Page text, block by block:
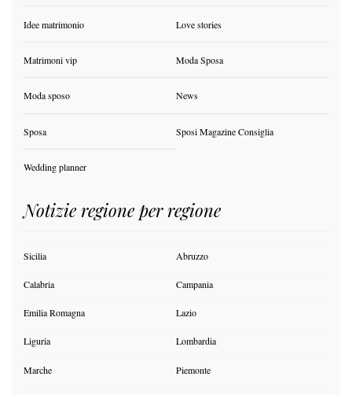
Idee matrimonio Love stories
Matrimoni vip Moda Sposa
Moda sposo News
Sposa Sposi Magazine Consiglia
Wedding planner
Notizie regione per regione
Sicilia Abruzzo
Calabria Campania
Emilia Romagna Lazio
Liguria Lombardia
Marche Piemonte